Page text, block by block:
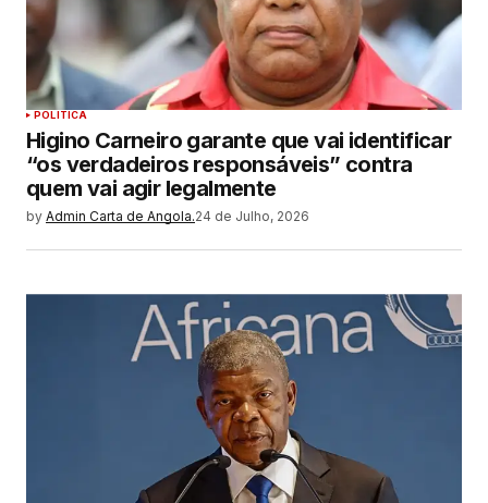
POLITICA
Higino Carneiro garante que vai identificar
“os verdadeiros responsáveis” contra
quem vai agir legalmente
by Admin Carta de Angola.24 de Julho, 2026